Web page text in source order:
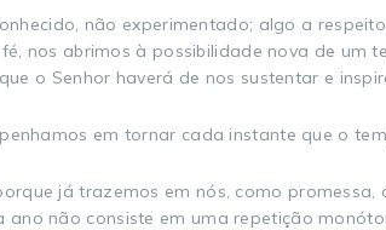
não experimentado; algo a
nos abrimos à possibilidade nova de um
o Senhor haverá de nos sustentar e
em tornar cada instante que o
já trazemos em nós, como
ano não consiste em uma repetição